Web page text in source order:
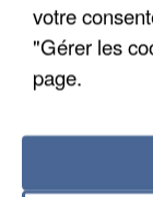
votre
"Gérer les
page.